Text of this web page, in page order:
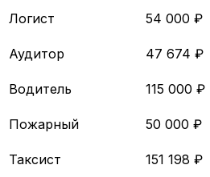
Логист
54 000 ₽
Аудитор
47 674 ₽
Водитель 115 000 ₽
Пожарный
50 000 ₽
Таксист 151 198 ₽